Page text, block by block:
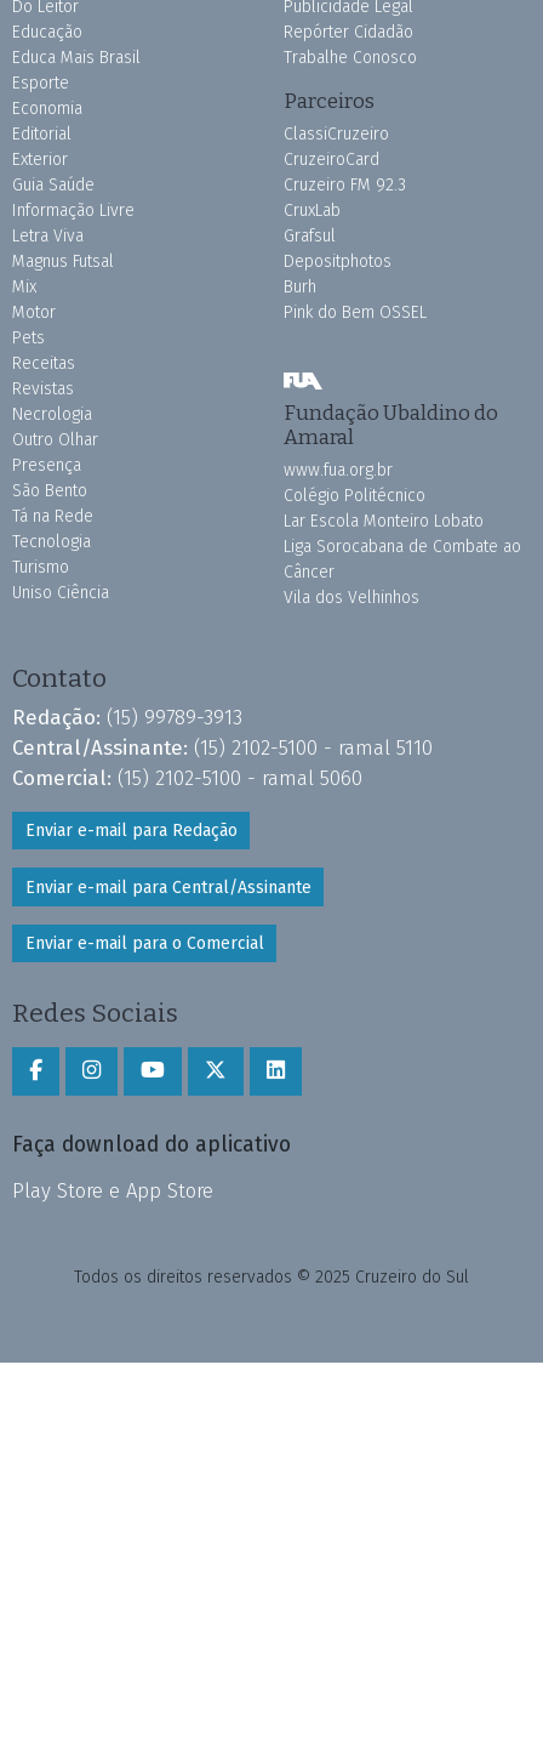
Do Leitor
Educação
Educa Mais Brasil
Esporte
Economia
Editorial
Exterior
Guia Saúde
Informação Livre
Letra Viva
Magnus Futsal
Mix
Motor
Pets
Receitas
Revistas
Necrologia
Outro Olhar
Presença
São Bento
Tá na Rede
Tecnologia
Turismo
Uniso Ciência
Publicidade Legal
Repórter Cidadão
Trabalhe Conosco
Parceiros
ClassiCruzeiro
CruzeiroCard
Cruzeiro FM 92.3
CruxLab
Grafsul
Depositphotos
Burh
Pink do Bem OSSEL
Fundação Ubaldino do
Amaral
www.fua.org.br
Colégio Politécnico
Lar Escola Monteiro Lobato
Liga Sorocabana de Combate ao
Câncer
Vila dos Velhinhos
Contato
Redação: (15) 99789-3913
Central/Assinante: (15) 2102-5100 - ramal 5110
Comercial: (15) 2102-5100 - ramal 5060
Enviar e-mail para Redação
Enviar e-mail para Central/Assinante
Enviar e-mail para o Comercial
Redes Sociais
Faça download do aplicativo
Play Store e App Store
Todos os direitos reservados © 2025 Cruzeiro do Sul